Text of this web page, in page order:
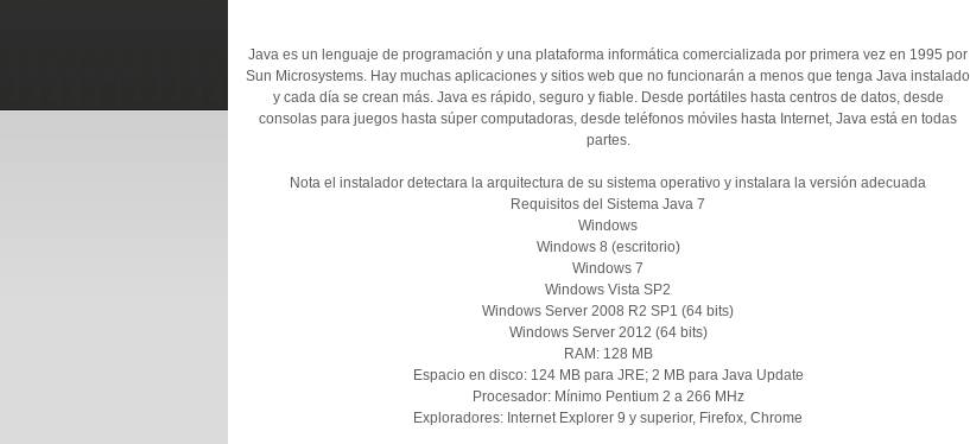
Java es un lenguaje de programación y una plataforma informática comercializada por primera vez en 1995 por
Sun Microsystems. Hay muchas aplicaciones y sitios web que no funcionarán a menos que tenga Java instalado
y cada día se crean más. Java es rápido, seguro y fiable. Desde portátiles hasta centros de datos, desde
consolas para juegos hasta súper computadoras, desde teléfonos móviles hasta Internet, Java está en todas
partes.
Nota el instalador detectara la arquitectura de su sistema operativo y instalara la versión adecuada
Requisitos del Sistema Java 7
Windows
Windows 8 (escritorio)
Windows 7
Windows Vista SP2
Windows Server 2008 R2 SP1 (64 bits)
Windows Server 2012 (64 bits)
RAM: 128 MB
Espacio en disco: 124 MB para JRE; 2 MB para Java Update
Procesador: Mínimo Pentium 2 a 266 MHz
Exploradores: Internet Explorer 9 y superior, Firefox, Chrome